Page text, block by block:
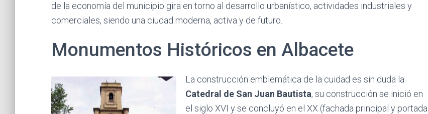
de la economía del municipio gira en torno al desarrollo urbanístico, actividades industriales y
comerciales, siendo una ciudad moderna, activa y de futuro.
Monumentos Históricos en Albacete
La construcción emblemática de la cuidad es sin duda la
Catedral de San Juan Bautista, su construcción se inició en
el siglo XVI y se concluyó en el XX (fachada principal y portada